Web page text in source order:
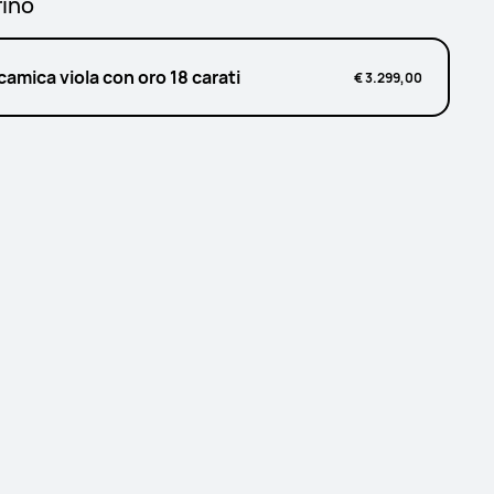
viola con oro 18 carati € 3.299,00